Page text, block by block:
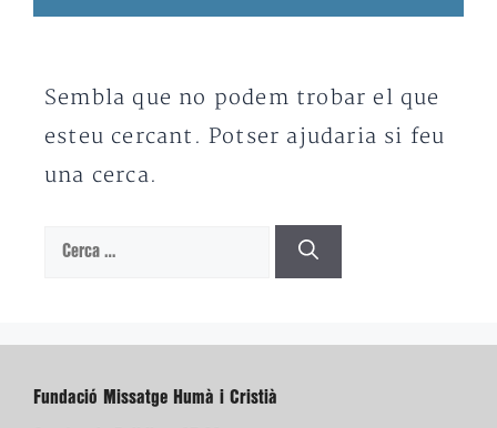
Sembla que no podem trobar el que
esteu cercant. Potser ajudaria si feu
una cerca.
Cerca:
Fundació Missatge Humà i Cristià